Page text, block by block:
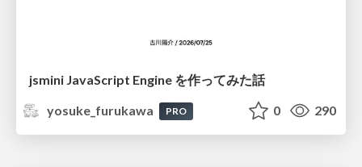
jsmini JavaScript Engine を作ってみた話
yosuke_furukawa
PRO 0 290